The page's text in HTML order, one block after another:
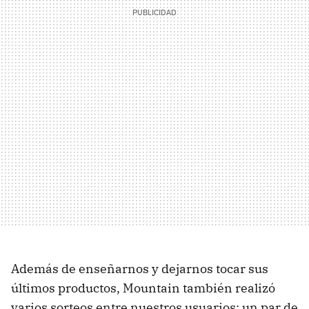
Además de enseñarnos y dejarnos tocar sus
últimos productos, Mountain también realizó